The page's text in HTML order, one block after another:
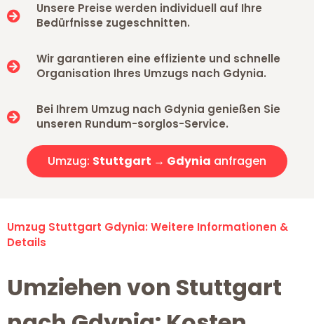
Unsere Preise werden individuell auf Ihre
Bedürfnisse zugeschnitten.
Wir garantieren eine effiziente und schnelle
Organisation Ihres Umzugs nach Gdynia.
Bei Ihrem Umzug nach Gdynia genießen Sie
unseren Rundum-sorglos-Service.
Umzug: Stuttgart → Gdynia anfragen
Umzug Stuttgart Gdynia: Weitere Informationen &
Details
Umziehen von Stuttgart